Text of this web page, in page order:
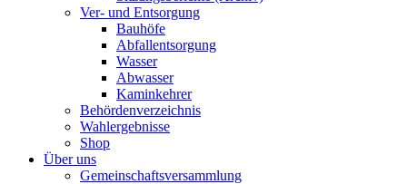
Ver- und Entsorgung
Bauhöfe
Abfallentsorgung
Wasser
Abwasser
Kaminkehrer
Behördenverzeichnis
Wahlergebnisse
Shop
Über uns
Gemeinschaftsversammlung